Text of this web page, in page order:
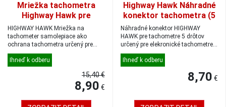
Mriežka tachometra
Highway Hawk pre
motocykle YAMAHA
XVS1300A Midnight Star
HIGHWAY HAWK Mriežka na
tachometer samolepiace ako
ochrana tachometra určený pre
motocykle YA...
Ihneď k odberu
15,40 €
8,90 €
Highway Hawk Náhradné
konektor tachometra (5
drôtov)
Náhradné konektor HIGHWAY
HAWK pre tachometre 5 drôtov
určený pre elekronické tachometre
Balen...
Ihneď k odberu
8,70 €